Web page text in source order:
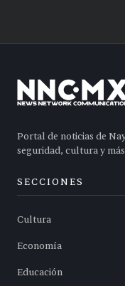
Portal de noticias de
seguridad, cultura y
SECCIONES
Cultura
Economía
Educación